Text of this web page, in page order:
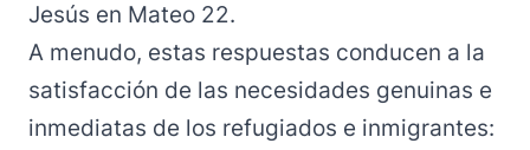
Jesús en Mateo 22.
A menudo, estas respuestas conducen a la
satisfacción de las necesidades genuinas e
inmediatas de los refugiados e inmigrantes: